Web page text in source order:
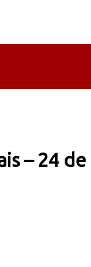
– 24 de